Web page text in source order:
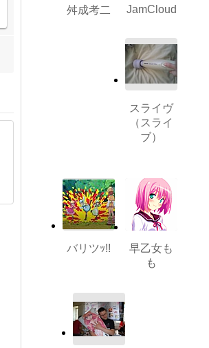
舛成考二 JamCloud
スライヴ
（スライ
ブ）
バリツｯ!!
早乙女も
も